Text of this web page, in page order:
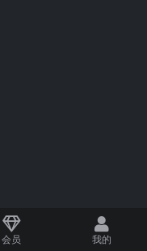
会员 我的